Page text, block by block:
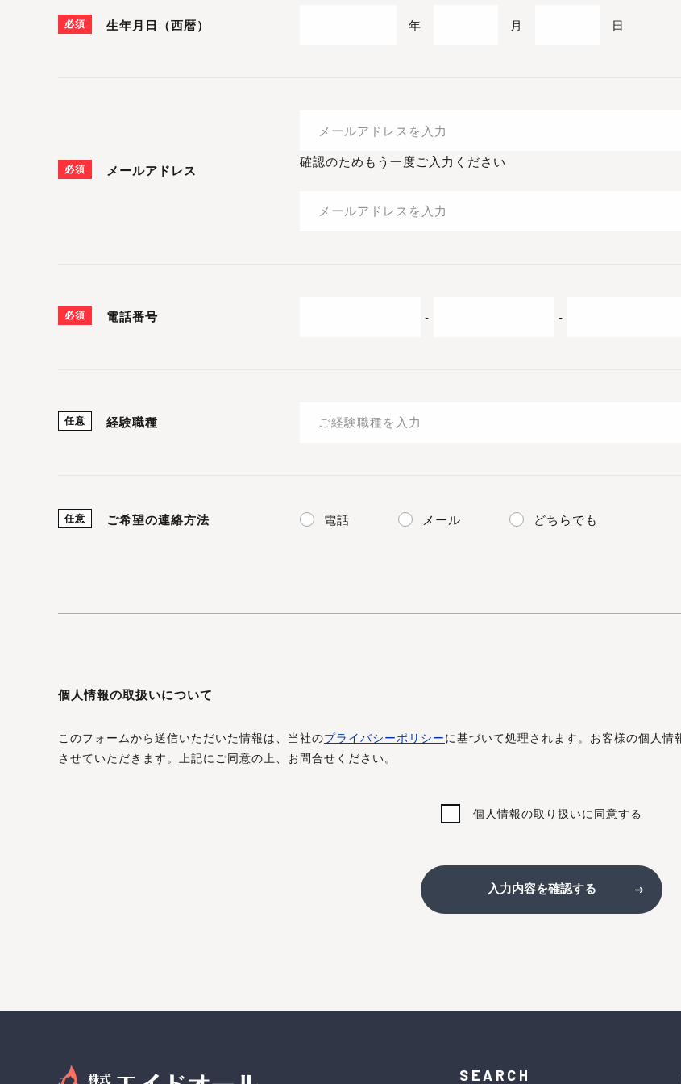
必須 生年月日（西暦） 年 月 日
必須 メールアドレス
確認のためもう一度ご入力ください
必須 電話番号 - -
任意 経験職種
任意 ご希望の連絡方法 電話 メール どちらでも
個人情報の取扱いについて
このフォームから送信いただいた情報は、当社のプライバシーポリシーに基づいて処理されます。お客様の個人
させていただきます。上記にご同意の上、お問合せください。
個人情報の取り扱いに同意する
入力内容を確認する
SEARCH